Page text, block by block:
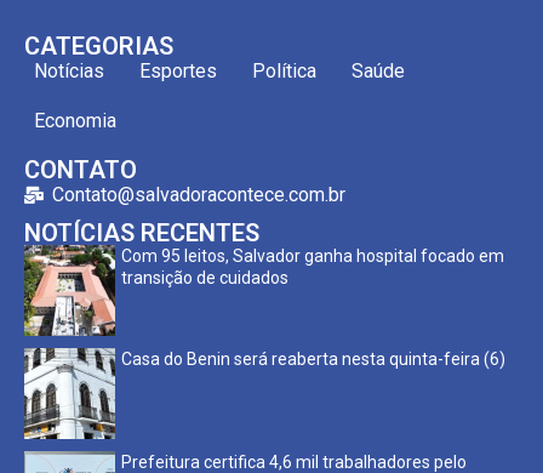
CATEGORIAS
Notícias Esportes Política Saúde
Economia
CONTATO
Contato@salvadoracontece.com.br
NOTÍCIAS RECENTES
Com 95 leitos, Salvador ganha hospital focado em
transição de cuidados
Casa do Benin será reaberta nesta quinta-feira (6)
Prefeitura certifica 4,6 mil trabalhadores pelo